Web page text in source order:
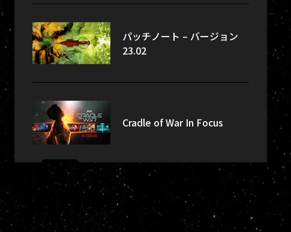
パッチノート – バージョン
23.02
Cradle of War In Focus